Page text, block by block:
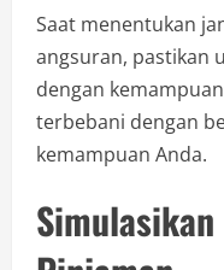
Saat menentukan
angsuran, pastikan
dengan
terbebani dengan
kemampuan Anda.